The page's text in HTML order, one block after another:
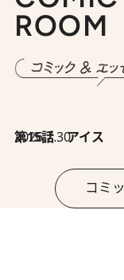
ROOM
2026.7.30
第15話 アイス
コミ